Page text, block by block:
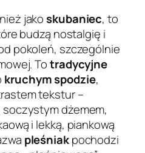
jakoskubaniec, to
budzą nostalgię i
pokoleń, szczególnie
Totradycyjne
kruchym spodzie,
tekstur –
dżemem,
i lekką, piankową
pleśniakpochodzi